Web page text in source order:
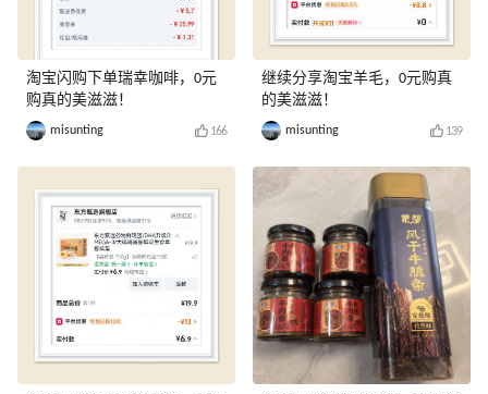
淘宝闪购下单瑞幸咖啡，0元
购真的美滋滋！
misunting 166
继续分享淘宝羊毛，0元购真
的美滋滋！
misunting 139